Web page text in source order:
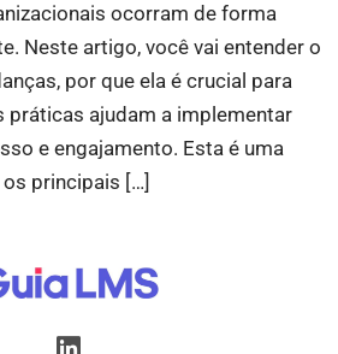
ocorram de forma
Neste artigo, você vai entender o
por que ela é crucial para
práticas ajudam a implementar
e engajamento. Esta é uma
principais […]